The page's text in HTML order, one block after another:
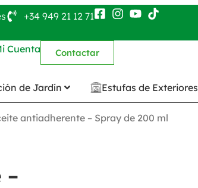
+34 949 21 12 71
Cuenta Contactar
de Jardín Estufas de Exteriores
antiadherente – Spray de 200 ml
–